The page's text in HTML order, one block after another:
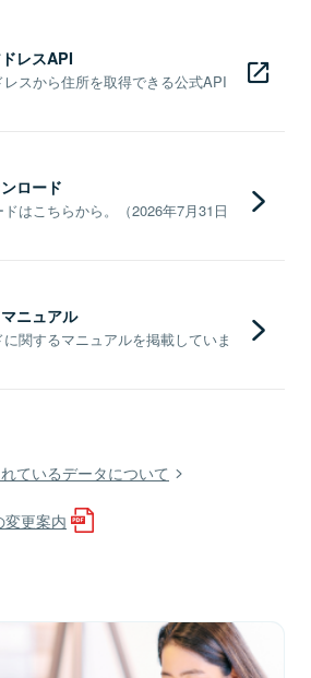
レスAPI
スから住所を取得できる公式API
ロード
はこちらから。（2026年7月31日
ニュアル
関するマニュアルを掲載していま
ているデータについて
更案内